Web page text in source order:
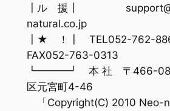
┃ル 援┃
natural.co.jp
┃★ ！┃ TEL052-762-
FAX052-763-0313
┗━━━┛ 本 社 〒466-
区元宮町4-46
「Copyright(C) 2010 Neo-